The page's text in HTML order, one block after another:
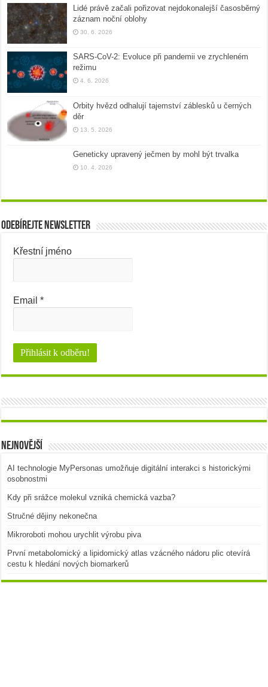
Lidé právě začali pořizovat nejdokonalejší časosběrný
záznam noční oblohy
30. 6. 2026
SARS-CoV-2: Evoluce při pandemii ve zrychleném
režimu
4. 6. 2026
Orbity hvězd odhalují tajemství záblesků u černých
děr
13. 5. 2026
Geneticky upravený ječmen by mohl být trvalka
10. 4. 2026
Odebírejte newsletter
Křestní jméno
Email*
Nejnovější
AI technologie MyPersonas umožňuje digitální interakci s historickými
osobnostmi
Kdy při srážce molekul vzniká chemická vazba?
Stručné dějiny nekonečna
Mikroroboti mohou urychlit výrobu piva
První metabolomický a lipidomický atlas vzácného nádoru plic otevírá
cestu k hledání nových biomarkerů